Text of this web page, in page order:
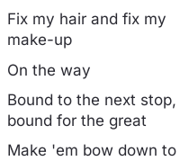
Fix my hair and fix my
make-up
On the way
Bound to the next stop,
bound for the great
Make 'em bow down to